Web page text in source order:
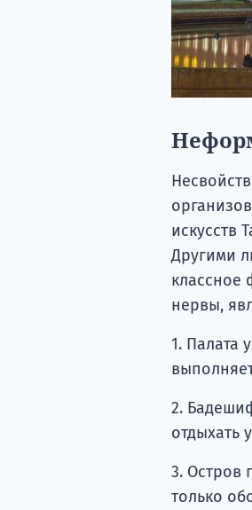
искусств
Другими
классное
нервы,
1. Палата
2.
отдыхать
3. Остров
только